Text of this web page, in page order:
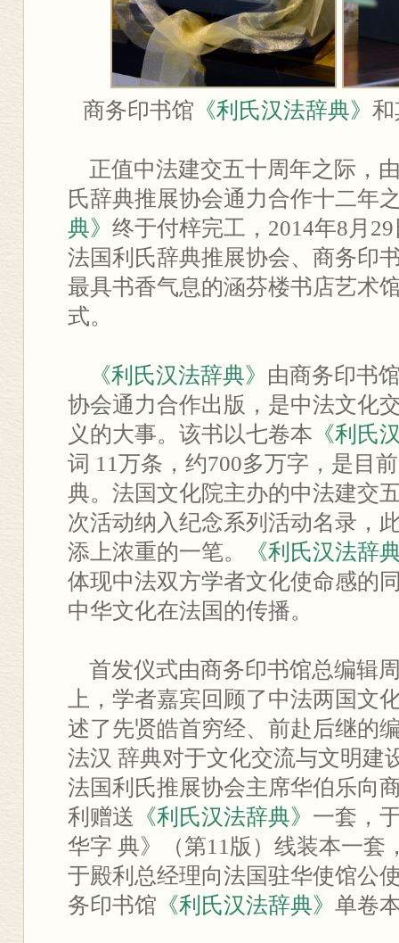
商务印书馆 《利氏汉法辞典》 和
正值中法建交五十周年之际，
氏辞典推展协会通力合作十二年
典》 终于付梓完工，2014年8月
法国利氏辞典推展协会、商务印
最具书香气息的涵芬楼书店艺术
式。
《利氏汉法辞典》 由商务印书
协会通力合作出版，是中法文化
义的大事。该书以七卷本 《利氏
词 11万条，约700多万字，是目
典。法国文化院主办的中法建交
次活动纳入纪念系列活动名录，
添上浓重的一笔。
《利氏汉法辞
体现中法双方学者文化使命感的
中华文化在法国的传播。
首发仪式由商务印书馆总编辑
上，学者嘉宾回顾了中法两国文
述了先贤皓首穷经、前赴后继的
法汉 辞典对于文化交流与文明建
法国利氏推展协会主席华伯乐向
利赠送 《利氏汉法辞典》 一套，
华字 典》（第11版）线装本一套
于殿利总经理向法国驻华使馆公
务印书馆 《利氏汉法辞典》 单卷